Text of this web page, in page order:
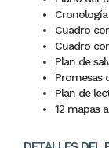
Cuadro
Cuadro
Plan de
Promesas
Plan de
12 mapas